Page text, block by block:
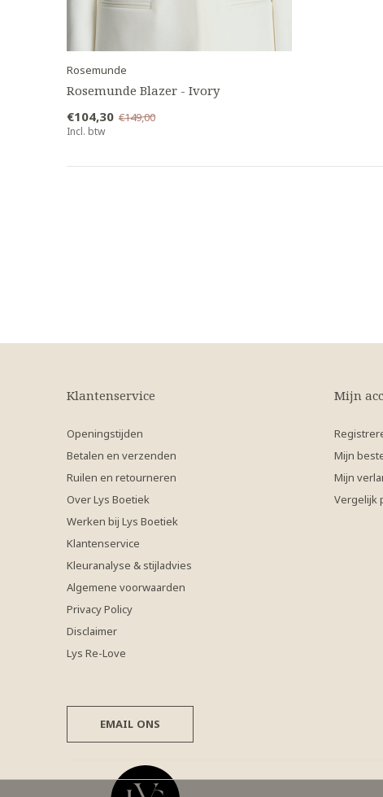
Rosemunde
Rosemunde Blazer - Ivory
€104,30 €149,00
Incl. btw
Klantenservice
Openingstijden
Betalen en verzenden
Ruilen en retourneren
Over Lys Boetiek
Werken bij Lys Boetiek
Klantenservice
Kleuranalyse & stijladvies
Algemene voorwaarden
Privacy Policy
Disclaimer
Lys Re-Love
Mijn
Mijn
Mijn
Vergelijk
EMAIL ONS